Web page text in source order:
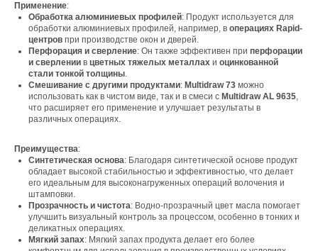
Применение:
Обработка алюминиевых профилей: Продукт используется для
обработки алюминиевых профилей, например, в операциях Rapid-
центров при производстве окон и дверей.
Перфорация и сверление: Он также эффективен при перфорации
и сверлении в цветных тяжелых металлах и оцинкованной
стали тонкой толщины.
Смешивание с другими продуктами: Multidraw 73 можно
использовать как в чистом виде, так и в смеси с Multidraw AL 9635,
что расширяет его применение и улучшает результаты в
различных операциях.
Преимущества:
Синтетическая основа: Благодаря синтетической основе продукт
обладает высокой стабильностью и эффективностью, что делает
его идеальным для высоконагруженных операций волочения и
штамповки.
Прозрачность и чистота: Водно-прозрачный цвет масла помогает
улучшить визуальный контроль за процессом, особенно в тонких и
деликатных операциях.
Мягкий запах: Мягкий запах продукта делает его более